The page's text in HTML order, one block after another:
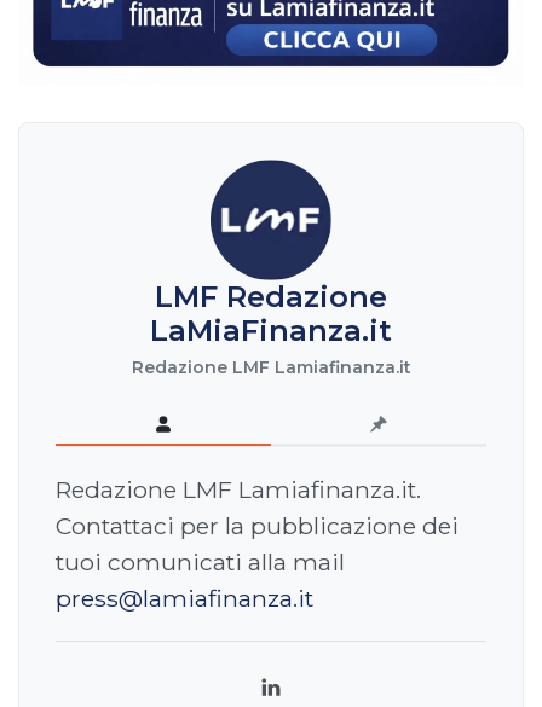
LMF Redazione
LaMiaFinanza.it
Redazione LMF Lamiafinanza.it
Redazione LMF Lamiafinanza.it.
Contattaci per la pubblicazione dei
tuoi comunicati alla mail
press@lamiafinanza.it
LinkedIn